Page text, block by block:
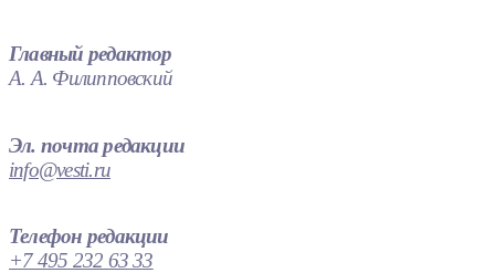
Главный редактор
А. А. Филипповский
Эл. почта редакции
info@vesti.ru
Телефон редакции
+7 495 232 63 33